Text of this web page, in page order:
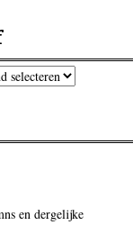
en dergelijke